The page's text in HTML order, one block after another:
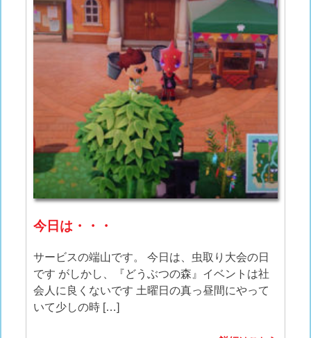
今日は・・・
サービスの端山です。 今日は、虫取り大会の日
です がしかし、『どうぶつの森』イベントは社
会人に良くないです 土曜日の真っ昼間にやって
いて少しの時 […]